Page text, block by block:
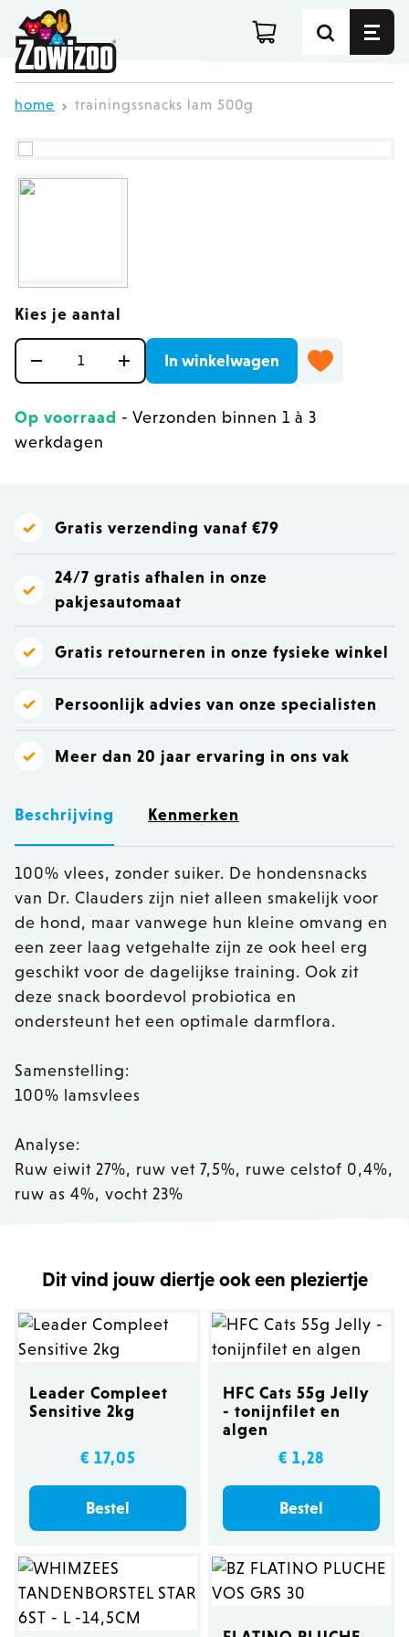
Ga direct door naar de inhoud
home trainingssnacks lam 500g
Kies je aantal
In winkelwagen
Op voorraad - Verzonden binnen 1 à 3
werkdagen
Gratis verzending vanaf €79
24/7 gratis afhalen in onze
pakjesautomaat
Gratis retourneren in onze fysieke winkel
Persoonlijk advies van onze specialisten
Meer dan 20 jaar ervaring in ons vak
Beschrijving Kenmerken
100% vlees, zonder suiker. De hondensnacks
van Dr. Clauders zijn niet alleen smakelijk voor
de hond, maar vanwege hun kleine omvang en
een zeer laag vetgehalte zijn ze ook heel erg
geschikt voor de dagelijkse training. Ook zit
deze snack boordevol probiotica en
ondersteunt het een optimale darmflora.
Samenstelling:
100% lamsvlees
Analyse:
Ruw eiwit 27%, ruw vet 7,5%, ruwe celstof 0,4%,
ruw as 4%, vocht 23%
Dit vind jouw diertje ook een pleziertje
Leader Compleet
Sensitive 2kg
€ 17,05
Bestel
HFC Cats 55g Jelly
- tonijnfilet en
algen
€ 1,28
Bestel